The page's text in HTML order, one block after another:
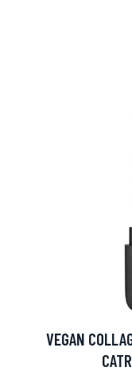
VEGAN